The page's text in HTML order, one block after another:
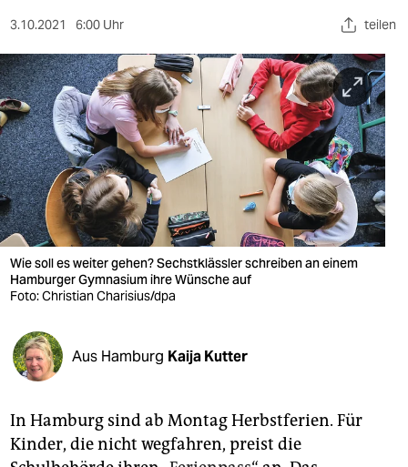
sport
berlin
nord
wahrheit
verlag
verlag
veranstaltungen
shop
fragen & hilfe
unterstützen
genossenschaft
3.10.2021 6:00 Uhr teilen
Wie soll es weiter gehen? Sechstklässler schreiben an einem
Hamburger Gymnasium ihre Wünsche auf
Foto: Christian Charisius/dpa
Aus Hamburg Kaija Kutter
In Hamburg sind ab Montag Herbstferien. Für
Kinder, die nicht wegfahren, preist die